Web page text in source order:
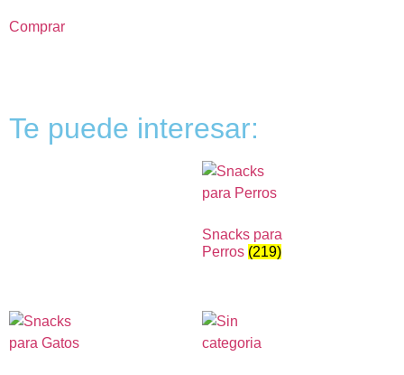
Comprar
Te puede interesar:
Snacks para
Perros (219)